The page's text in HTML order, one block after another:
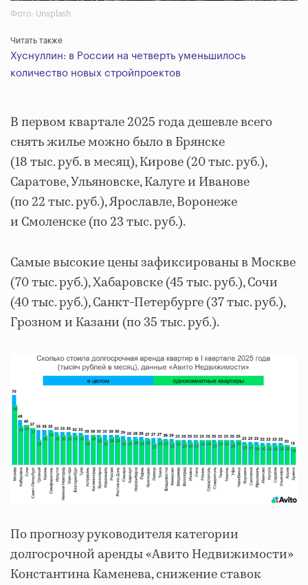
Фото: Unsplash
Читать также
Хуснуллин: в России на четверть уменьшилось
количество новых стройпроектов
В первом квартале 2025 года дешевле всего
снять жилье можно было в Брянске
(18 тыс. руб. в месяц), Кирове (20 тыс. руб.),
Саратове, Ульяновске, Калуге и Иванове
(по 22 тыс. руб.), Ярославле, Воронеже
и Смоленске (по 23 тыс. руб.).
Самые высокие цены зафиксированы в Москве
(70 тыс. руб.), Хабаровске (45 тыс. руб.), Сочи
(40 тыс. руб.), Санкт-Петербурге (37 тыс. руб.),
Грозном и Казани (по 35 тыс. руб.).
По прогнозу руководителя категории
долгосрочной аренды «Авито Недвижимости»
Константина Каменева, снижение ставок